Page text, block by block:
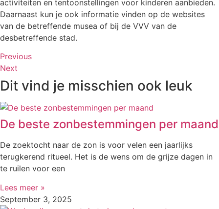
activiteiten en tentoonstellingen voor kinderen aanbieden.
Daarnaast kun je ook informatie vinden op de websites
van de betreffende musea of bij de VVV van de
desbetreffende stad.
Previous
Next
Dit vind je misschien ook leuk
De beste zonbestemmingen per maand
De zoektocht naar de zon is voor velen een jaarlijks
terugkerend ritueel. Het is de wens om de grijze dagen in
te ruilen voor een
Lees meer »
September 3, 2025